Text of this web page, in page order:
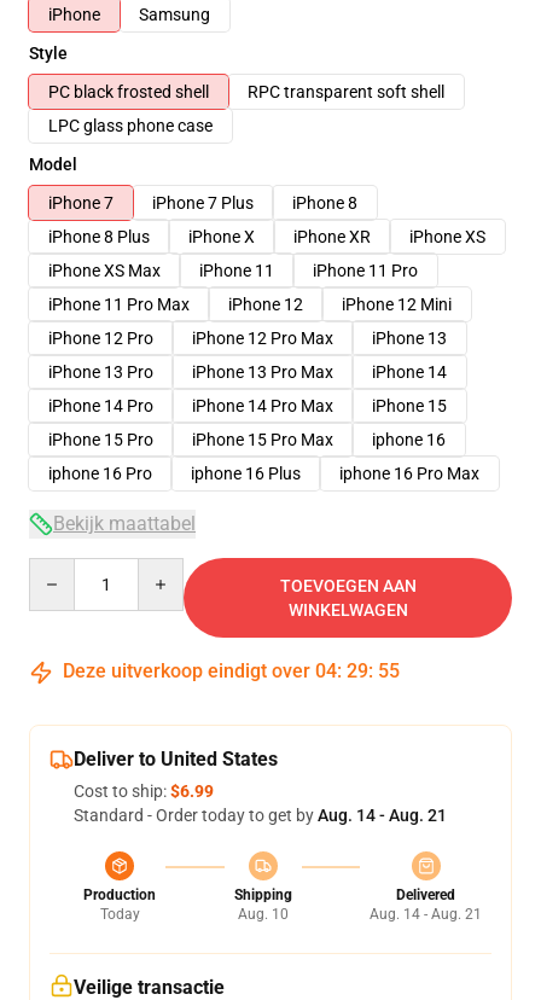
iPhone
Samsung
Style
PC black frosted shell
RPC transparent soft shell
LPC glass phone case
Model
iPhone 7
iPhone 7 Plus
iPhone 8
iPhone 8 Plus
iPhone X iPhone XR
iPhone XS
iPhone XS Max
iPhone 11
iPhone 11 Pro
iPhone 11 Pro Max
iPhone 12
iPhone 12 Mini
iPhone 12 Pro
iPhone 12 Pro Max
iPhone 13
iPhone 13 Pro
iPhone 13 Pro Max
iPhone 14
iPhone 14 Pro
iPhone 14 Pro Max
iPhone 15
iPhone 15 Pro
iPhone 15 Pro Max
iphone 16
iphone 16 Pro
iphone 16 Plus iphone 16 Pro Max
Bekijk maattabel
TOEVOEGEN AAN
WINKELWAGEN
Deze uitverkoop eindigt over 04: 29: 54
Deliver to United States
Cost to ship:$6.99
Standard - Order today to get byAug. 14 - Aug. 21
Production
Today
Shipping
Aug. 10
Delivered
Aug. 14 - Aug. 21
Veilige transactie